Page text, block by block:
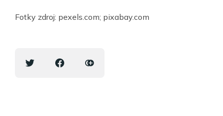
Fotky zdroj: pexels.com; pixabay.com